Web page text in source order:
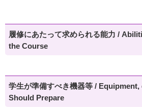
履修にあたって求められる能力 /
the Course
学生が準備すべき機器等 /
Should Prepare